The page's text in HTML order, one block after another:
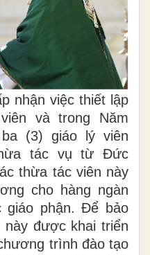
nhận việc thiết lập
và trong Năm
(3) giáo lý viên
tác vụ từ Đức
thừa tác viên này
cho hàng ngàn
giáo phận. Để bảo
này được khai triển
trình đào tạo